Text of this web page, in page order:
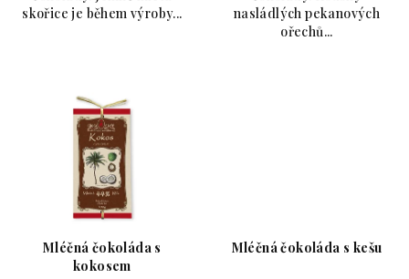
skořice je během výroby...
nasládlých pekanových
ořechů...
Mléčná čokoláda s
kokosem
Mléčná čokoláda s kešu